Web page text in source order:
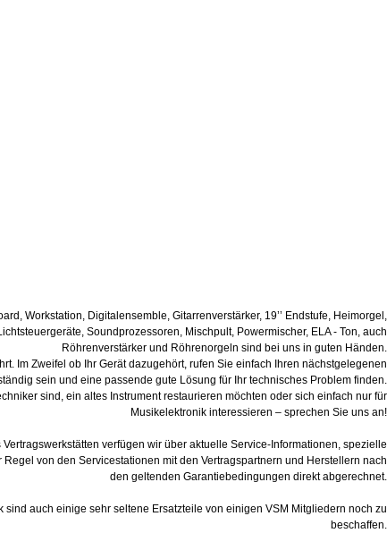
Workstation, Digitalensemble, Gitarrenverstärker, 19’’ Endstufe, Heimorgel,
Soundprozessoren, Mischpult, Powermischer, ELA - Ton, auch
Röhrenverstärker und Röhrenorgeln sind bei uns in guten Händen.
Im Zweifel ob Ihr Gerät dazugehört, rufen Sie einfach Ihren nächstgelegenen
sein und eine passende gute Lösung für Ihr technisches Problem finden.
sind, ein altes Instrument restaurieren möchten oder sich einfach nur für
Musikelektronik interessieren – sprechen Sie uns an!
verfügen wir über aktuelle Service-Informationen, spezielle
von den Servicestationen mit den Vertragspartnern und Herstellern nach
den geltenden Garantiebedingungen direkt abgerechnet.
auch einige sehr seltene Ersatzteile von einigen VSM Mitgliedern noch zu
beschaffen.